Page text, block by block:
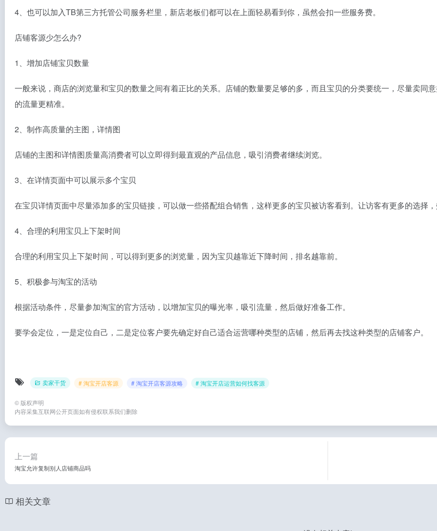
4、也可以加入TB第三方托管公司服务栏里，新店老板们都可以在上面轻易看到你，虽然会扣一些服务费。
店铺客源少怎么办?
1、增加店铺宝贝数量
一般来说，商店的浏览量和宝贝的数量之间有着正比的关系。店铺的数量要足够的多，而且宝贝的分类要统一，尽量卖同
的流量更精准。
2、制作高质量的主图，详情图
店铺的主图和详情图质量高消费者可以立即得到最直观的产品信息，吸引消费者继续浏览。
3、在详情页面中可以展示多个宝贝
在宝贝详情页面中尽量添加多的宝贝链接，可以做一些搭配组合销售，这样更多的宝贝被访客看到。让访客有更多的选择，
4、合理的利用宝贝上下架时间
合理的利用宝贝上下架时间，可以得到更多的浏览量，因为宝贝越靠近下降时间，排名越靠前。
5、积极参与淘宝的活动
根据活动条件，尽量参加淘宝的官方活动，以增加宝贝的曝光率，吸引流量，然后做好准备工作。
要学会定位，一是定位自己，二是定位客户要先确定好自己适合运营哪种类型的店铺，然后再去找这种类型的店铺客户。
卖家干货 # 淘宝开店客源 # 淘宝开店客源攻略 # 淘宝开店运营如何找客源
© 版权声明
内容采集互联网公开页面如有侵权联系我们删除
上一篇
淘宝允许复制别人店铺商品吗
相关文章